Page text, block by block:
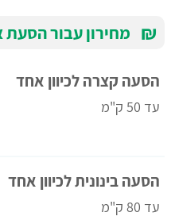
₪ מחירון עבור
הסעה קצרה לכיוון אחד
עד 50 ק"מ
הסעה בינונית לכיוון אחד
עד 80 ק"מ